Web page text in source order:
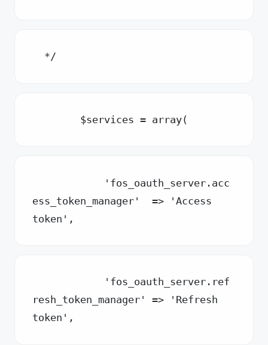
*/
$services = array(
'fos_oauth_server.acc
ess_token_manager'  => 'Access
token',
'fos_oauth_server.ref
resh_token_manager' => 'Refresh
token',